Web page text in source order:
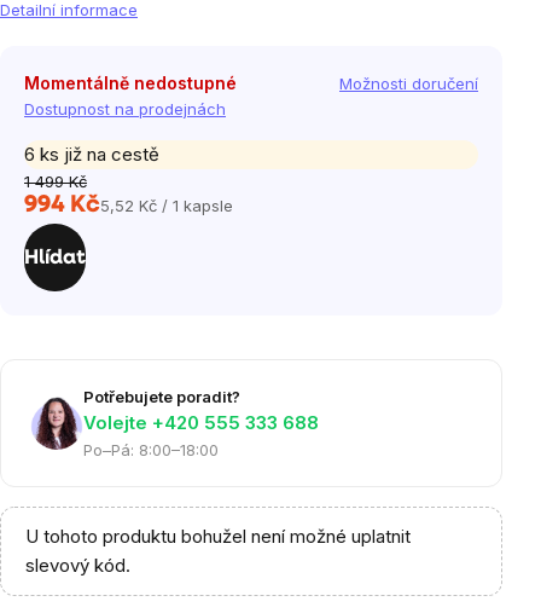
Detailní informace
Momentálně nedostupné
Dostupnost na prodejnách
Možnosti doručení
6 ks již na cestě
1 499 Kč
994 KčMěrná
5,52 Kč / 1 kapsle
Hlídat
Potřebujete poradit?
Volejte ‭+420 555 333 688
Po–Pá: 8:00–18:00
U tohoto produktu bohužel není možné uplatnit
slevový kód.